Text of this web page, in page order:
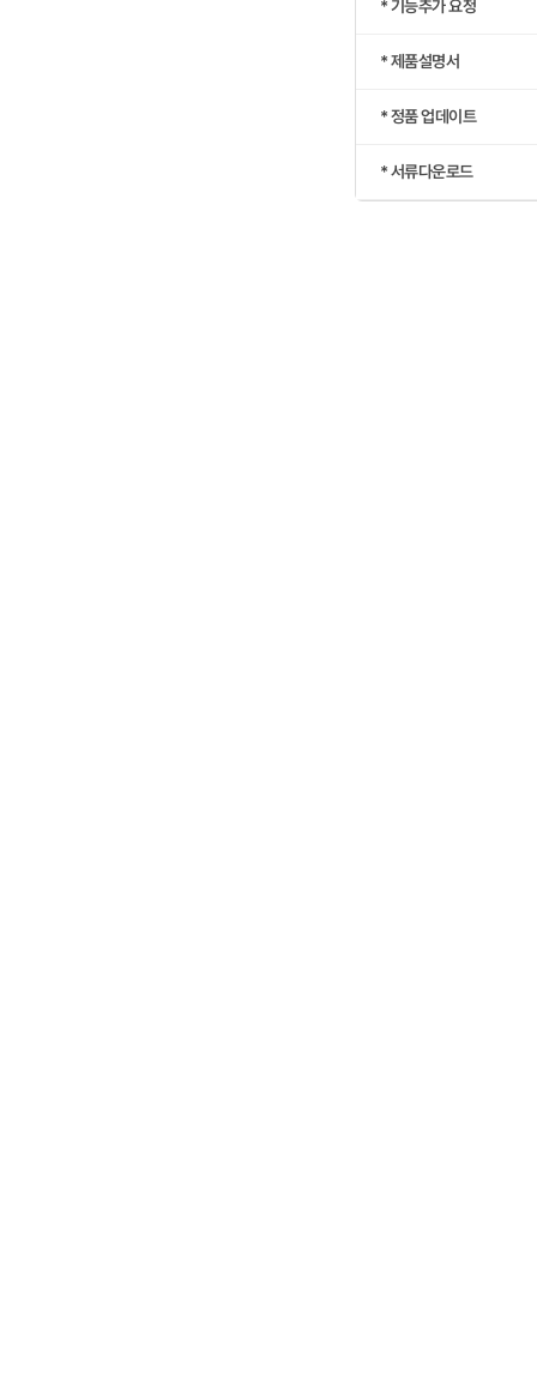
* 기능추가 요청
* 제품설명서
* 정품 업데이트
* 서류다운로드